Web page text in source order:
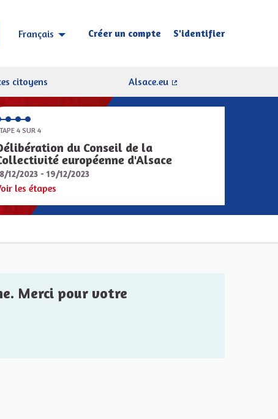
Français Choisir la langue Sprache wählen
Créer un compte S'identifier
citoyens
Alsace.eu
4 SUR 4
du Conseil de la
européenne d'Alsace
12/2023 - 19/12/2023
les étapes
Merci pour votre